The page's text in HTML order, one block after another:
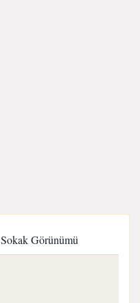
Sokak Görünümü